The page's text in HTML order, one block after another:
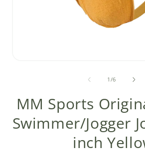
1 /van
6
MM Sports
Swimmer/Jogger
inch